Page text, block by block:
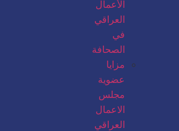
الأعمال
العراقي
في
الصحافة
مزايا
عضوية
مجلس
الاعمال
العراقي